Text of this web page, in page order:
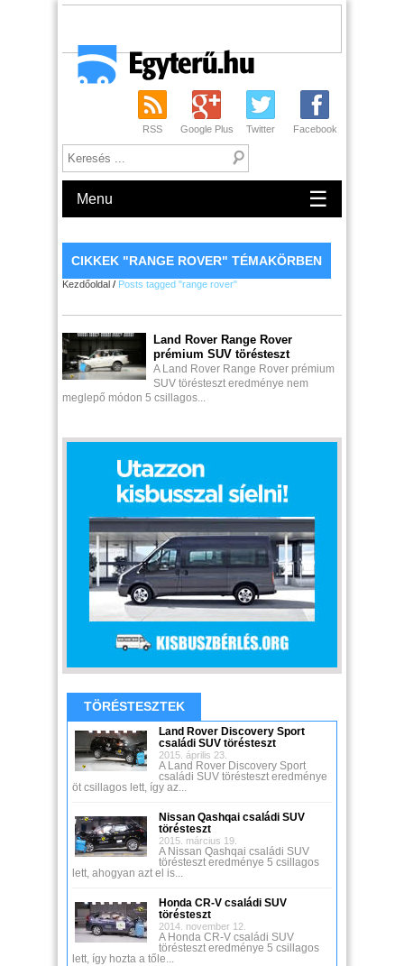
RSS Google Plus Twitter Facebook
Menu ☰
CIKKEK "RANGE ROVER" TÉMAKÖRBEN
Kezdőoldal / Posts tagged "range rover"
Land Rover Range Rover
prémium SUV törésteszt
A Land Rover Range Rover prémium
SUV törésteszt eredménye nem
meglepő módon 5 csillagos...
TÖRÉSTESZTEK
Land Rover Discovery Sport
családi SUV törésteszt
2015. április 23.
A Land Rover Discovery Sport
családi SUV törésteszt eredménye
öt csillagos lett, így az...
Nissan Qashqai családi SUV
törésteszt
2015. március 19.
A Nissan Qashqai családi SUV
törésteszt eredménye 5 csillagos
lett, ahogyan azt el is...
Honda CR-V családi SUV
törésteszt
2014. november 12.
A Honda CR-V családi SUV
törésteszt eredménye 5 csillagos
lett, így hozta a tőle...